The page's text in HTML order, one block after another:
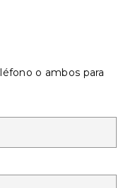
o ambos para